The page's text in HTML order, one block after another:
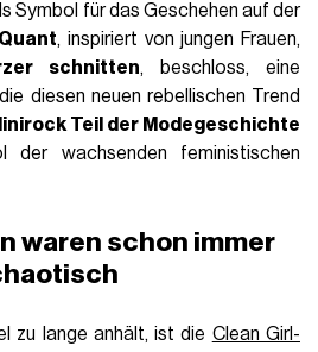
Symbol für das Geschehen auf der
, inspiriert von jungen Frauen,
schnitten, beschloss, eine
diesen neuen rebellischen Trend
Teil der Modegeschichte
der wachsenden feministischen
waren schon immer
zu lange anhält, ist die Clean Girl-